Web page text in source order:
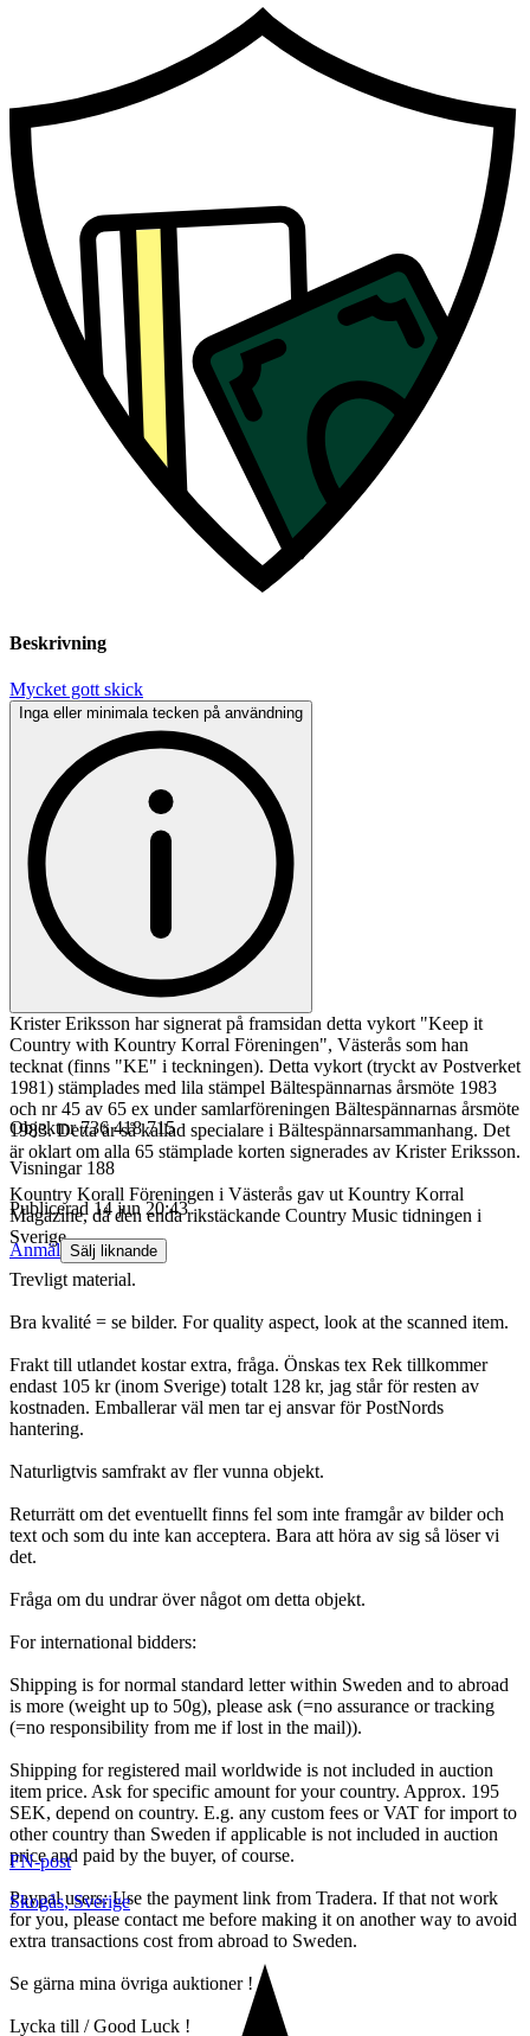
Beskrivning
Mycket gott skick
Inga eller minimala tecken på användning
Krister Eriksson har signerat på framsidan detta vykort "Keep it
Country with Kountry Korral Föreningen", Västerås som han
tecknat (finns "KE" i teckningen). Detta vykort (tryckt av Postverket
1981) stämplades med lila stämpel Bältespännarnas årsmöte 1983
och nr 45 av 65 ex under samlarföreningen Bältespännarnas årsmöte
1983. Detta är så kallad specialare i Bältespännarsammanhang. Det
är oklart om alla 65 stämplade korten signerades av Krister Eriksson.
Kountry Korall Föreningen i Västerås gav ut Kountry Korral
Magazine, då den enda rikstäckande Country Music tidningen i
Sverige.
Trevligt material.
Bra kvalité = se bilder. For quality aspect, look at the scanned item.
Frakt till utlandet kostar extra, fråga. Önskas tex Rek tillkommer
endast 105 kr (inom Sverige) totalt 128 kr, jag står för resten av
kostnaden. Emballerar väl men tar ej ansvar för PostNords
hantering.
Naturligtvis samfrakt av fler vunna objekt.
Returrätt om det eventuellt finns fel som inte framgår av bilder och
text och som du inte kan acceptera. Bara att höra av sig så löser vi
det.
Fråga om du undrar över något om detta objekt.
For international bidders:
Shipping is for normal standard letter within Sweden and to abroad
is more (weight up to 50g), please ask (=no assurance or tracking
(=no responsibility from me if lost in the mail)).
Shipping for registered mail worldwide is not included in auction
item price. Ask for specific amount for your country. Approx. 195
SEK, depend on country. E.g. any custom fees or VAT for import to
other country than Sweden if applicable is not included in auction
price and paid by the buyer, of course.
Paypal users: Use the payment link from Tradera. If that not work
for you, please contact me before making it on another way to avoid
extra transactions cost from abroad to Sweden.
Se gärna mina övriga auktioner !
Lycka till / Good Luck !
Objektnr 736 418 715
Visningar 188
Publicerad 14 jun 20:43
Anmäl Sälj liknande
FN-post
Skogås,Sverige